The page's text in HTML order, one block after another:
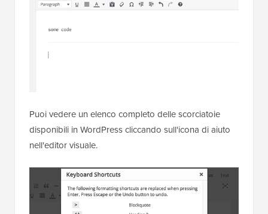
Puoi vedere un elenco completo delle scorciatoie
disponibili in WordPress cliccando sull'icona di aiuto
nell'editor visuale.